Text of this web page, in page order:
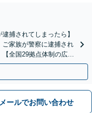
捕されてしまったら】
家族が警察に逮捕され
全国29拠点体制の広域
約制)】
メールでお問い合わせ